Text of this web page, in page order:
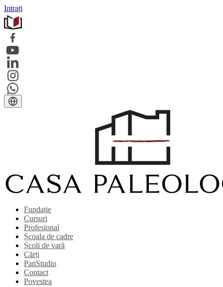
Intrați
Fundație
Cursuri
Profesional
Școala de cadre
Școli de vară
Cărți
PanStudio
Contact
Povestea